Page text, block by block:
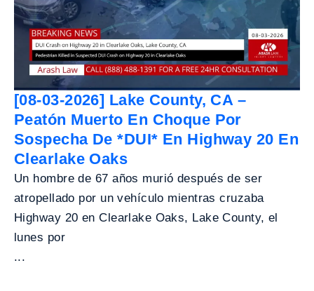
[08-03-2026] Lake County, CA –
Peatón Muerto En Choque Por
Sospecha De *DUI* En Highway 20 En
Clearlake Oaks
Un hombre de 67 años murió después de ser
atropellado por un vehículo mientras cruzaba
Highway 20 en Clearlake Oaks, Lake County, el
lunes por
...